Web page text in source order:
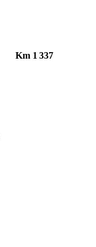
Km 1 337